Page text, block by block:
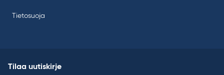
Tietosuoja
Tilaa uutiskirje